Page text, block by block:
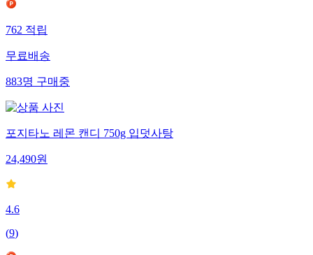
762적립
무료배송
883명구매중
포지타노 레몬 캔디 750g 입덧사탕
24,490원
4.6
(9)